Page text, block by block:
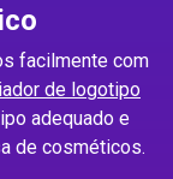
facilmente com
de logotipo
adequado e
de cosméticos.